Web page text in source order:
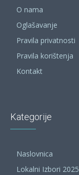
O nama
Oglašavanje
Pravila privatnosti
Pravila korištenja
Kontakt
Kategorije
Naslovnica
Lokalni Izbori 2025